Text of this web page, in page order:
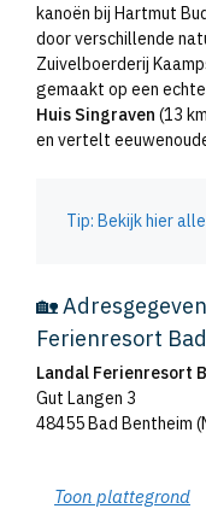
kanoën bij Hartmut
door verschillende
Zuivelboerderij
gemaakt op een
Huis Singraven (13
en vertelt
Tip: Bekijk hier
🏡
Ferienresort
Landal Ferienresort
Gut Langen 3
48455 Bad Bentheim
Toon plattegrond